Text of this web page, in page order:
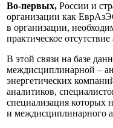
Во-первых, России и
организации как
в организации,
практическое
В этой связи на базе
междисциплинарной –
энергетических
аналитиков,
специализация которых
и междисциплинарного